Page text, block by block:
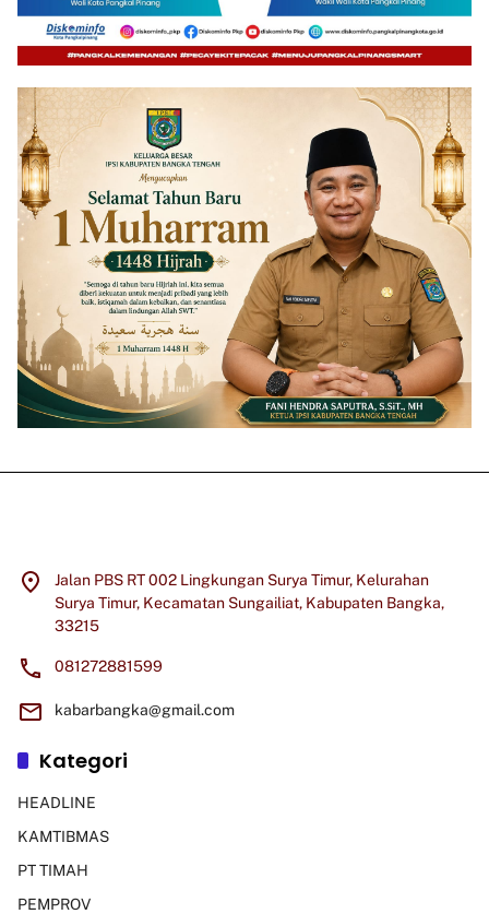
Jalan PBS RT 002 Lingkungan Surya Timur, Kelurahan
Surya Timur, Kecamatan Sungailiat, Kabupaten Bangka,
33215
081272881599
kabarbangka@gmail.com
Kategori
HEADLINE
KAMTIBMAS
PT TIMAH
PEMPROV